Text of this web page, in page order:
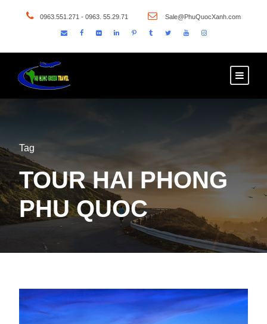
0963.551.271 - 0963. 55.29.71 Sale@PhuQuocXanh.com
Tag
TOUR HAI PHONG
PHU QUOC